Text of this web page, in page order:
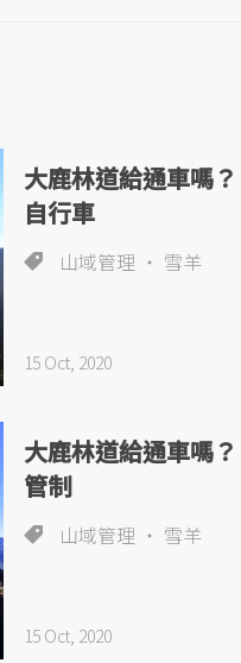
大鹿林道給通車嗎
自行車
山域管理 雪羊
15 Oct, 2020
大鹿林道給通車嗎
管制
山域管理 雪羊
15 Oct, 2020